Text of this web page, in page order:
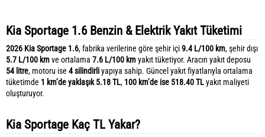
Kia Sportage 1.6 Benzin & Elektrik Yakıt Tüketimi
2026 Kia Sportage 1.6, fabrika verilerine göre şehir içi9.4 L/100 km, şehir dışı
5.7 L/100 kmve ortalama 7.6 L/100 kmyakıt tüketiyor. Aracın yakıt deposu
54 litre, motoru ise 4 silindirliyapıya sahip. Güncel yakıt fiyatlarıyla ortalama
tüketimde 1 km’de yaklaşık 5.18 TL, 100 km’de ise 518.40 TLyakıt maliyeti
oluşturuyor.
Kia Sportage Kaç TL Yakar?